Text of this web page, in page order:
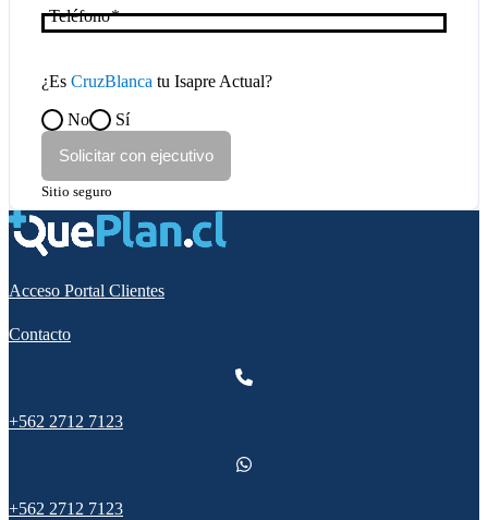
Teléfono
¿Es CruzBlanca tu Isapre Actual?
No
Sí
Solicitar con ejecutivo
Sitio seguro
Acceso Portal Clientes
Contacto
+562 2712 7123
+562 2712 7123